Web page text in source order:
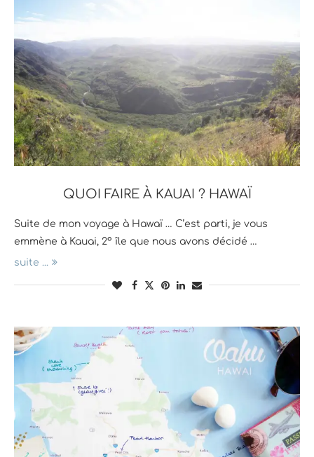
QUOI FAIRE À KAUAI ? HAWAÏ
Suite de mon voyage à Hawaï … C’est parti, je vous
emmène à Kauai, 2° île que nous avons décidé …
suite ...